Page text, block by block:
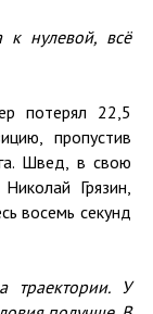
к нулевой, всё
потерял 22,5
пропустив
Швед, в свою
Грязин,
восемь секунд
траектории. У